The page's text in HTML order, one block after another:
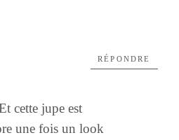
cette jupe est
une fois un look
RÉPONDRE